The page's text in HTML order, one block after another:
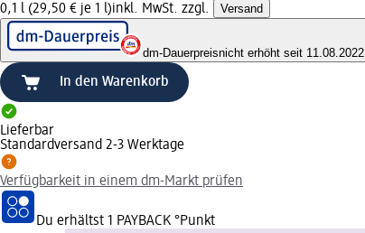
0,1 l (29,50 € je 1 l)inkl. MwSt. zzgl. Versand
dm-Dauerpreisnicht erhöht seit 11.08.2022
In den Warenkorb
Lieferbar
Standardversand 2-3 Werktage
Verfügbarkeit in einem dm-Markt prüfen
Du erhältst 1 PAYBACK °Punkt